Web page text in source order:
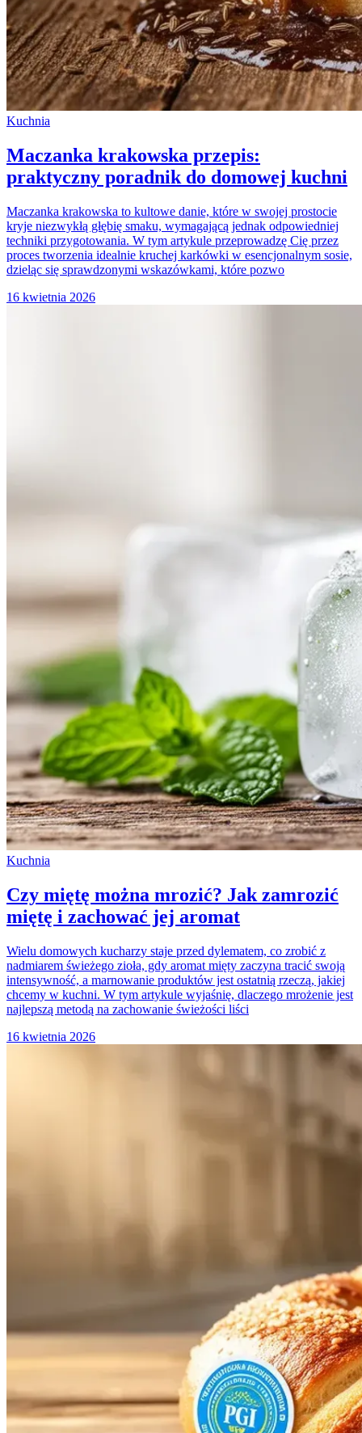
Kuchnia
Maczanka krakowska przepis:
praktyczny poradnik do domowej kuchni
Maczanka krakowska to kultowe danie, które w swojej prostocie
kryje niezwykłą głębię smaku, wymagającą jednak odpowiedniej
techniki przygotowania. W tym artykule przeprowadzę Cię przez
proces tworzenia idealnie kruchej karkówki w esencjonalnym sosie,
dzieląc się sprawdzonymi wskazówkami, które pozwo
16 kwietnia 2026
Kuchnia
Czy miętę można mrozić? Jak zamrozić
miętę i zachować jej aromat
Wielu domowych kucharzy staje przed dylematem, co zrobić z
nadmiarem świeżego zioła, gdy aromat mięty zaczyna tracić swoją
intensywność, a marnowanie produktów jest ostatnią rzeczą, jakiej
chcemy w kuchni. W tym artykule wyjaśnię, dlaczego mrożenie jest
najlepszą metodą na zachowanie świeżości liści
16 kwietnia 2026